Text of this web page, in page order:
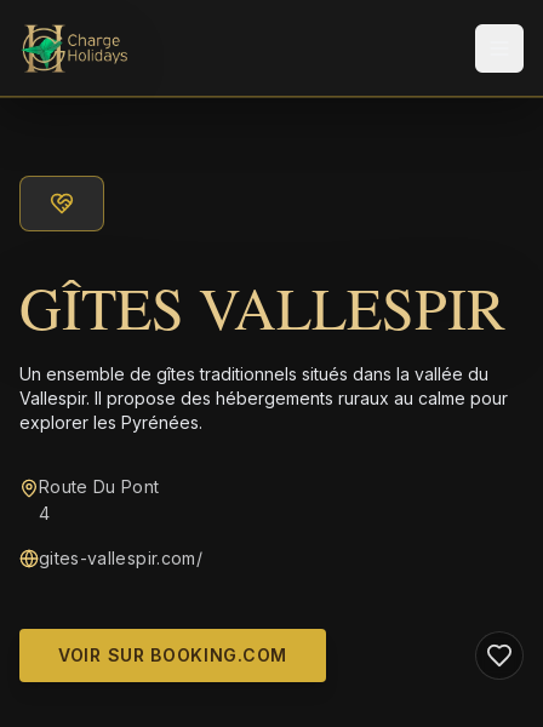
GÎTES VALLESPIR
Un ensemble de gîtes traditionnels situés dans la vallée du
Vallespir. Il propose des hébergements ruraux au calme pour
explorer les Pyrénées.
Route Du Pont
4
gites-vallespir.com/
VOIR SUR BOOKING.COM